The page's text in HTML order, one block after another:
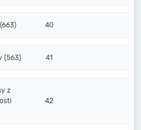
40
(563) 41
z
42